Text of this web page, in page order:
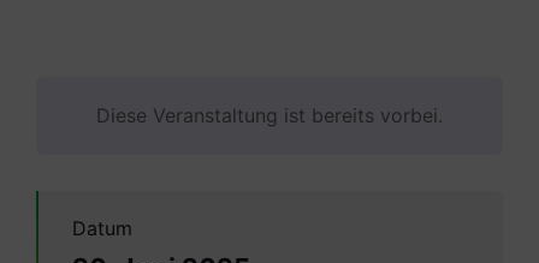
Diese Veranstaltung ist bereits vorbei.
Datum